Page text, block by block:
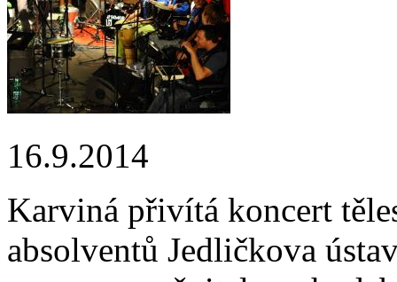
16.9.2014
Karviná přivítá koncert
absolventů Jedličkova